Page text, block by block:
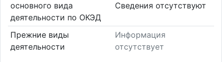
основного вида
деятельности по ОКЭД
Cведения отсутствуют
Прежние виды
деятельности
Информация
отсутствует